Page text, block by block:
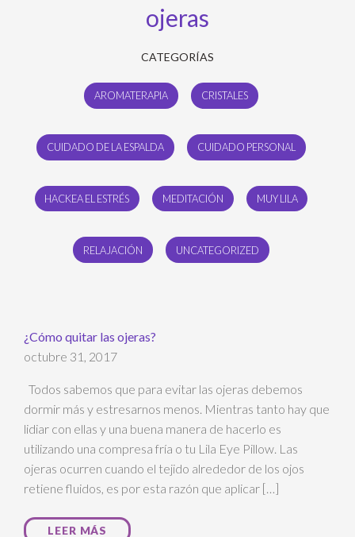
ojeras
CATEGORÍAS
AROMATERAPIA CRISTALES
CUIDADO DE LA ESPALDA CUIDADO PERSONAL
HACKEA EL ESTRÉS MEDITACIÓN MUY LILA
RELAJACIÓN UNCATEGORIZED
¿Cómo quitar las ojeras?
octubre 31, 2017
Todos sabemos que para evitar las ojeras debemos
dormir más y estresarnos menos. Mientras tanto hay que
lidiar con ellas y una buena manera de hacerlo es
utilizando una compresa fría o tu Lila Eye Pillow. Las
ojeras ocurren cuando el tejido alrededor de los ojos
retiene fluidos, es por esta razón que aplicar […]
LEER MÁS